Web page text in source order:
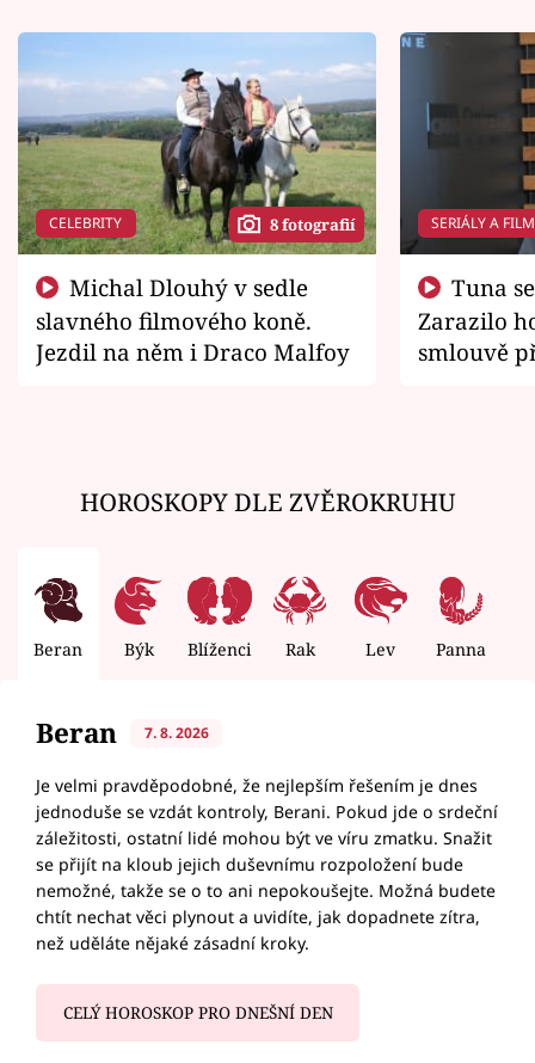
CELEBRITY 8 fotografií
slavného filmového koně.
Jezdil na něm i Draco Malfoy
SERIÁLY A
Zarazilo
smlouvě
HOROSKOPY DLE ZVĚROKRUHU
Beran Býk Blíženci Rak Lev Panna
Beran 7. 8. 2026
Je velmi pravděpodobné, že nejlepším řešením je dnes
jednoduše se vzdát kontroly, Berani. Pokud jde o srdeční
záležitosti, ostatní lidé mohou být ve víru zmatku. Snažit
se přijít na kloub jejich duševnímu rozpoložení bude
nemožné, takže se o to ani nepokoušejte. Možná budete
chtít nechat věci plynout a uvidíte, jak dopadnete zítra,
než uděláte nějaké zásadní kroky.
CELÝ HOROSKOP PRO DNEŠNÍ DEN